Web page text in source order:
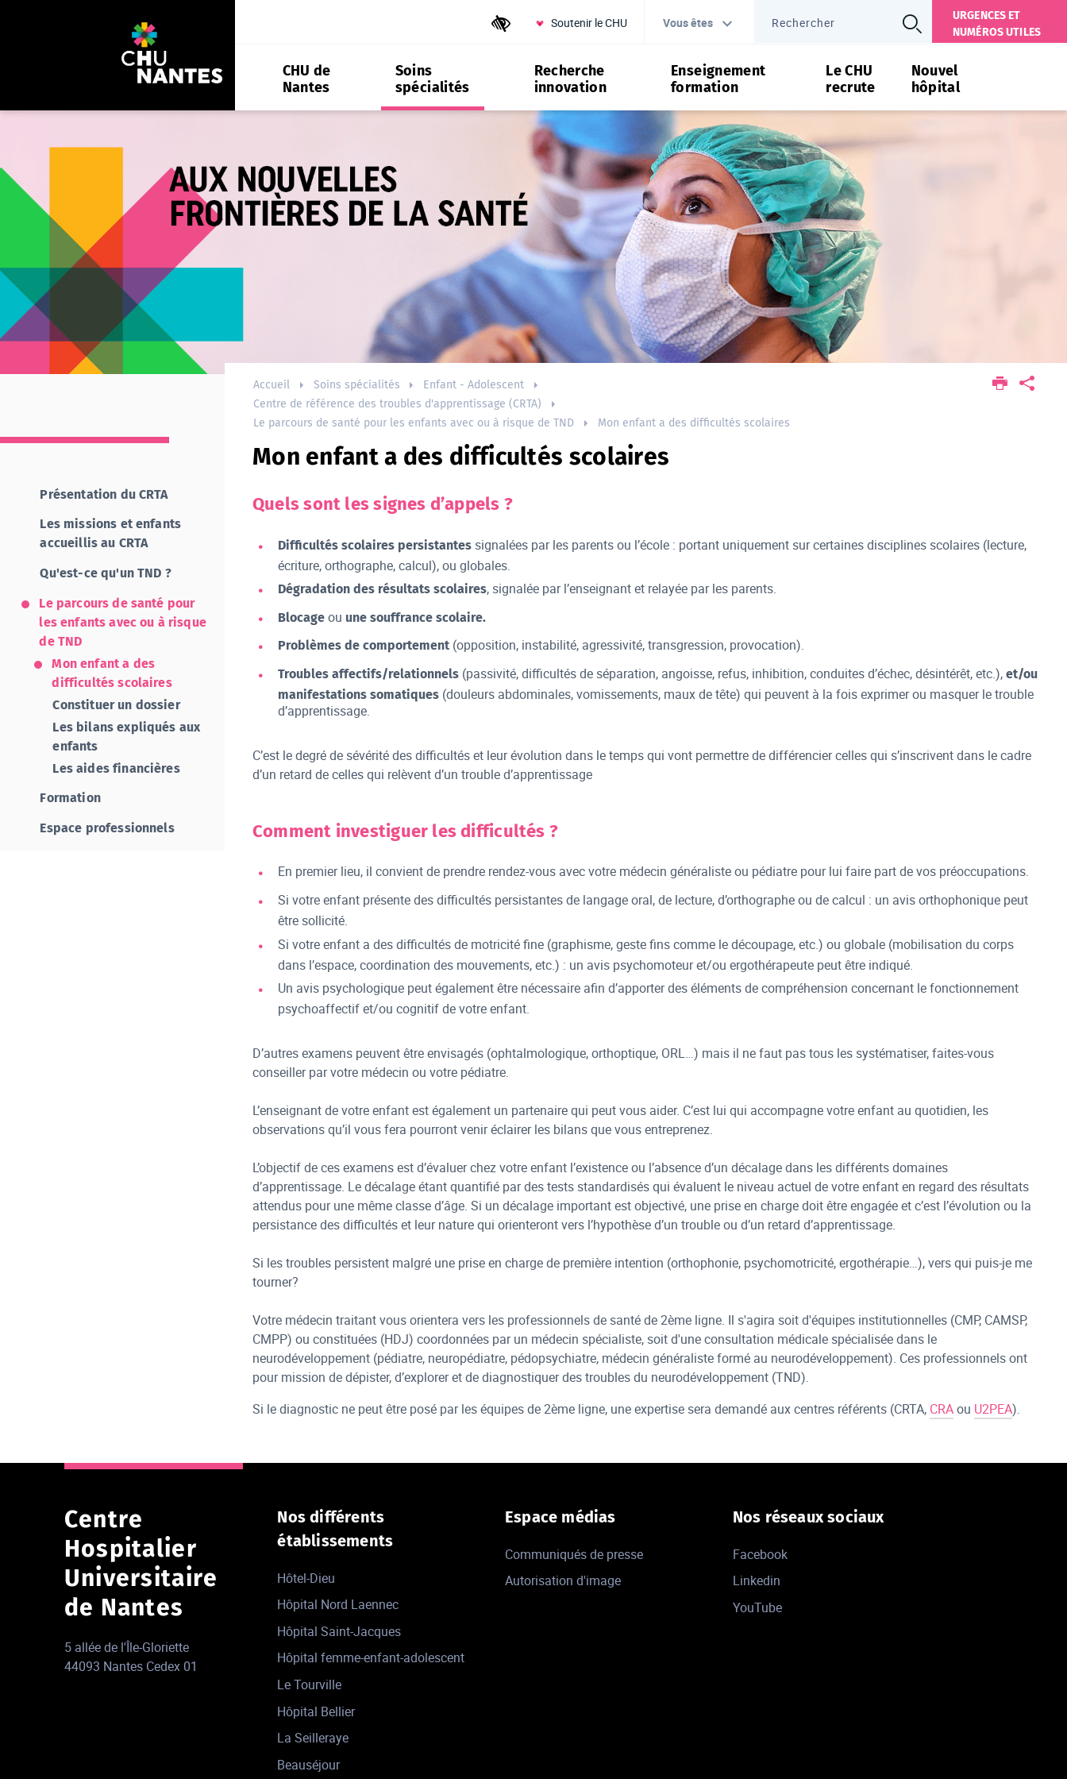
Outils d'accessibilité
Soutenir le CHU Vous êtes
URGENCES ET
NUMÉROS UTILES
CHU de
Nantes
Soins
spécialités
Recherche
innovation
Enseignement
formation
Le CHU
recrute
Nouvel
hôpital
Accueil Soins spécialités
Enfant - Adolescent
Centre de référence des troubles d'apprentissage (CRTA)
Le parcours de santé pour les enfants avec ou à risque de TND
Mon enfant a des difficultés scolaires
Mon enfant a des difficultés scolaires
Quels sont les signes d’appels ?
Difficultés scolaires persistantessignalées par les parents ou l’école : portant uniquement sur certaines disciplines scolaires (lecture,
écriture, orthographe, calcul), ou globales.
Dégradation des résultats scolaires, signalée par l’enseignant et relayée par les parents.
Blocage ou une souffrance scolaire.
Problèmes de comportement (opposition, instabilité, agressivité, transgression, provocation).
Troubles affectifs/relationnels(passivité, difficultés de séparation, angoisse, refus, inhibition, conduites d’échec, désintérêt, etc.), et/ou
manifestations somatiques(douleurs abdominales, vomissements, maux de tête) qui peuvent à la fois exprimer ou masquer le trouble
d’apprentissage.
C’est le degré de sévérité des difficultés et leur évolution dans le temps qui vont permettre de différencier celles qui s’inscrivent dans le cadre
d’un retard de celles qui relèvent d’un trouble d’apprentissage
Comment investiguer les difficultés ?
En premier lieu, il convient de prendre rendez-vous avec votre médecin généraliste ou pédiatre pour lui faire part de vos préoccupations.
Si votre enfant présente des difficultés persistantes de langage oral, de lecture, d’orthographe ou de calcul : un avis orthophonique peut
être sollicité.
Si votre enfant a des difficultés de motricité fine (graphisme, geste fins comme le découpage, etc.) ou globale (mobilisation du corps
dans l’espace, coordination des mouvements, etc.) : un avis psychomoteur et/ou ergothérapeute peut être indiqué.
Un avis psychologique peut également être nécessaire afin d’apporter des éléments de compréhension concernant le fonctionnement
psychoaffectif et/ou cognitif de votre enfant.
D’autres examens peuvent être envisagés (ophtalmologique, orthoptique, ORL…) mais il ne faut pas tous les systématiser, faites-vous
conseiller par votre médecin ou votre pédiatre.
L’enseignant de votre enfant est également un partenaire qui peut vous aider. C’est lui qui accompagne votre enfant au quotidien, les
observations qu’il vous fera pourront venir éclairer les bilans que vous entreprenez.
L’objectif de ces examens est d’évaluer chez votre enfant l’existence ou l’absence d’un décalage dans les différents domaines
d’apprentissage. Le décalage étant quantifié par des tests standardisés qui évaluent le niveau actuel de votre enfant en regard des résultats
attendus pour une même classe d’âge. Si un décalage important est objectivé, une prise en charge doit être engagée et c’est l’évolution ou la
persistance des difficultés et leur nature qui orienteront vers l’hypothèse d’un trouble ou d’un retard d’apprentissage.
Si les troubles persistent malgré une prise en charge de première intention (orthophonie, psychomotricité, ergothérapie…), vers qui puis-je me
tourner?
Votre médecin traitant vous orientera vers les professionnels de santé de 2ème ligne. Il s'agira soit d'équipes institutionnelles (CMP, CAMSP,
CMPP) ou constituées (HDJ) coordonnées par un médecin spécialiste, soit d'une consultation médicale spécialisée dans le
neurodéveloppement (pédiatre, neuropédiatre, pédopsychiatre, médecin généraliste formé au neurodéveloppement). Ces professionnels ont
pour mission de dépister, d’explorer et de diagnostiquer des troubles du neurodéveloppement (TND).
Si le diagnostic ne peut être posé par les équipes de 2ème ligne, une expertise sera demandé aux centres référents (CRTA, CRAou U2PEA).
Présentation du CRTA
Les missions et enfants
accueillis au CRTA
Qu'est-ce qu'un TND ?
Le parcours de santé pour
les enfants avec ou à risque
de TND
Mon enfant a des
difficultés scolaires
Constituer un dossier
Les bilans expliqués aux
enfants
Les aides financières
Formation
Espace professionnels
Centre
Hospitalier
Universitaire
de Nantes
5 allée de l'Île-Gloriette
44093 Nantes Cedex 01
Nos différents
établissements
Hôtel-Dieu
Hôpital Nord Laennec
Hôpital Saint-Jacques
Hôpital femme-enfant-adolescent
Le Tourville
Hôpital Bellier
La Seilleraye
Beauséjour
Espace médias
Communiqués de presse
Autorisation d'image
Nos réseaux sociaux
Facebook
Linkedin
YouTube